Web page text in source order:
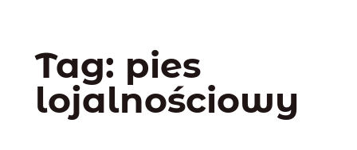
Tag: pies
lojalnościowy